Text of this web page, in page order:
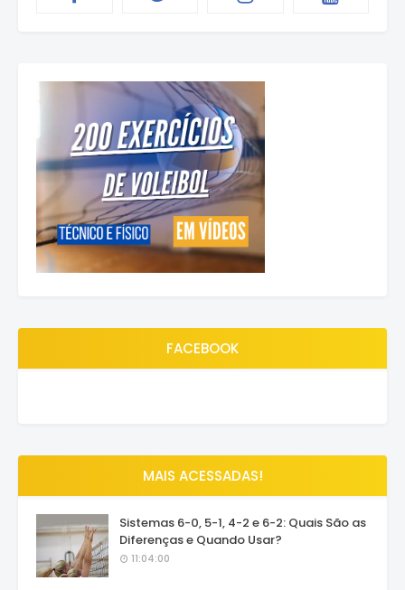
FACEBOOK
MAIS ACESSADAS!
Sistemas 6-0, 5-1, 4-2 e 6-2: Quais São as
Diferenças e Quando Usar?
11:04:00